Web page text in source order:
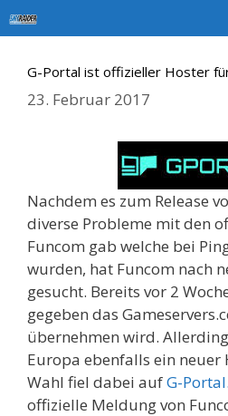
Zum
Inhalt
G-Portal ist offizieller Hoster
23. Februar 2017
Nachdem es zum Release
diverse Probleme mit den
Funcom gab welche bei
wurden, hat Funcom nach
gesucht. Bereits vor 2
gegeben das
übernehmen wird.
Europa ebenfalls ein neuer
Wahl fiel dabei aufG-
offizielle Meldung von